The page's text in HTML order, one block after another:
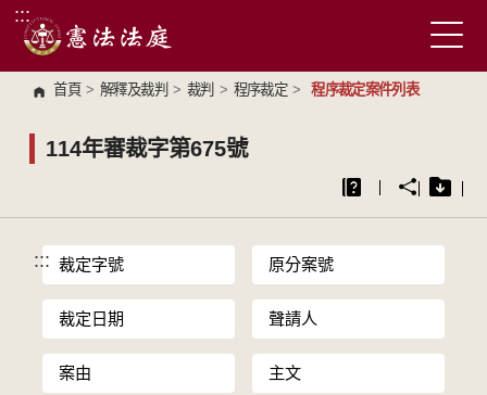
跳到主要內容區塊
:::
首頁 > 解釋及裁判 > 裁判 > 程序裁定 > 程序裁定案件列表
114年審裁字第675號
::: 裁定字號 原分案號
裁定日期 聲請人
案由 主文